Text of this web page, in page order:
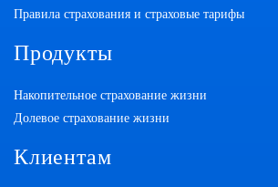
Правила страхования и страховые тарифы
Продукты
Накопительное страхование жизни
Долевое страхование жизни
Клиентам